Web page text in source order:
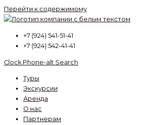
Перейти к содержимому
+7 (924) 541-51-41
+7 (924) 542-41-41
Clock Phone-alt Search
Туры
Экскурсии
Аренда
О нас
Партнерам